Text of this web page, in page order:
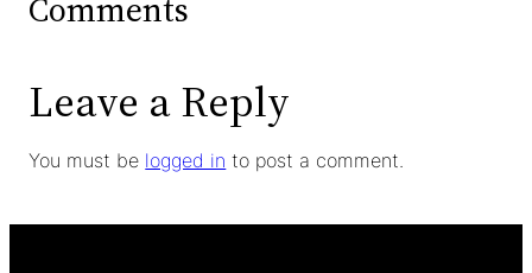
Comments
Leave a Reply
You must be logged in to post a comment.